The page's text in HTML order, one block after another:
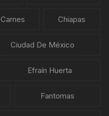
Carnes Chiapas
Ciudad De México
Efraín Huerta
Fantomas